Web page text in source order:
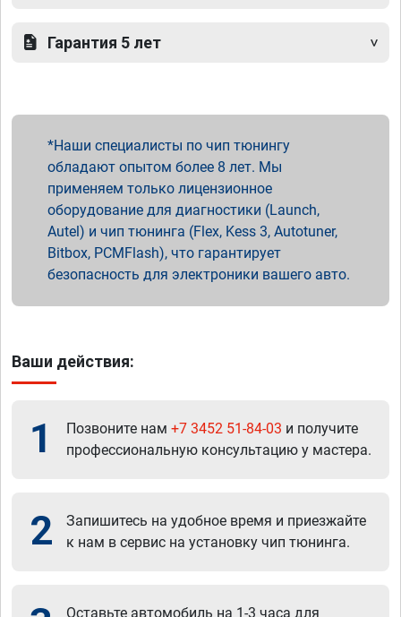
Гарантия 5 лет
Наши специалисты по чип тюнингу
обладают опытом более 8 лет. Мы
применяем только лицензионное
оборудование для диагностики (Launch,
Autel) и чип тюнинга (Flex, Kess 3, Autotuner,
Bitbox, PCMFlash), что гарантирует
безопасность для электроники вашего авто.
Ваши действия:
1 Позвоните нам +7 3452 51-84-03 и получите
профессиональную консультацию у мастера.
2
Запишитесь на удобное время и приезжайте
к нам в сервис на установку чип тюнинга.
Оставьте автомобиль на 1-3 часа для